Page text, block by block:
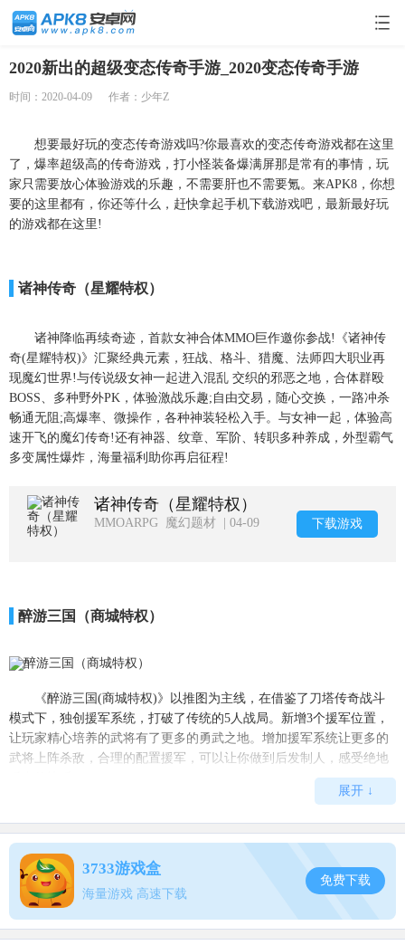
2020新出的超级变态传奇手游_2020变态传奇手游
时间：2020-04-09 作者：少年Z
想要最好玩的变态传奇游戏吗?你最喜欢的变态传奇游戏都在这里
了，爆率超级高的传奇游戏，打小怪装备爆满屏那是常有的事情，玩
家只需要放心体验游戏的乐趣，不需要肝也不需要氪。来APK8，你想
要的这里都有，你还等什么，赶快拿起手机下载游戏吧，最新最好玩
的游戏都在这里!
诸神传奇（星耀特权）
诸神降临再续奇迹，首款女神合体MMO巨作邀你参战!《诸神传
奇(星耀特权)》汇聚经典元素，狂战、格斗、猎魔、法师四大职业再
现魔幻世界!与传说级女神一起进入混乱 交织的邪恶之地，合体群殴
BOSS、多种野外PK，体验激战乐趣;自由交易，随心交换，一路冲杀
畅通无阻;高爆率、微操作，各种神装轻松入手。与女神一起，体验高
速开飞的魔幻传奇!还有神器、纹章、军阶、转职多种养成，外型霸气
多变属性爆炸，海量福利助你再启征程!
诸神传奇（星耀特权）
MMOARPG 魔幻题材 | 04-09 下载游戏
醉游三国（商城特权）
《醉游三国(商城特权)》以推图为主线，在借鉴了刀塔传奇战斗
模式下，独创援军系统，打破了传统的5人战局。新增3个援军位置，
让玩家精心培养的武将有了更多的勇武之地。增加援军系统让更多的
武将上阵杀敌，合理的配置援军，可以让你做到后发制人，感受绝地
醉游三国（商城特权）
卡牌 回合制 三国题材 | 04-07 下载游戏
小8游戏盒子
展开 ↓
3733游戏盒
海量游戏 高速下载
免费下载